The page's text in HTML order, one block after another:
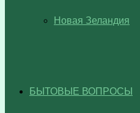
Новая Зеландия
БЫТОВЫЕ ВОПРОСЫ